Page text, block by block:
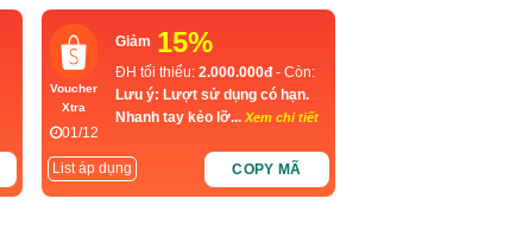
Voucher
Xtra
01/12
Giảm 15%
ĐH tối thiểu: 2.000.000đ - Còn:
Lưu ý: Lượt sử dụng có hạn.
Nhanh tay kẻo lỡ... Xem chi tiết
List áp dụng COPY MÃ